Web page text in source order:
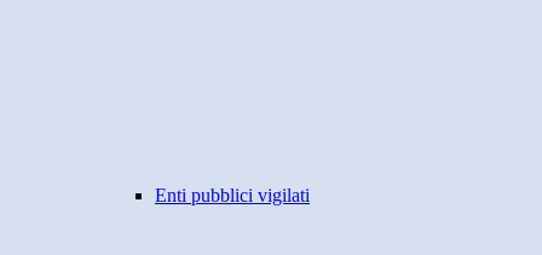
Enti pubblici vigilati